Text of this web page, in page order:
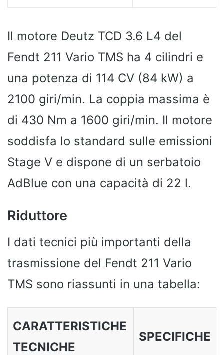
Il motore Deutz TCD 3.6 L4 del
Fendt 211 Vario TMS ha 4 cilindri e
una potenza di 114 CV (84 kW) a
2100 giri/min. La coppia massima è
di 430 Nm a 1600 giri/min. Il motore
soddisfa lo standard sulle emissioni
Stage V e dispone di un serbatoio
AdBlue con una capacità di 22 l.
Riduttore
I dati tecnici più importanti della
trasmissione del Fendt 211 Vario
TMS sono riassunti in una tabella:
CARATTERISTICHE
TECNICHE
SPECIFICHE